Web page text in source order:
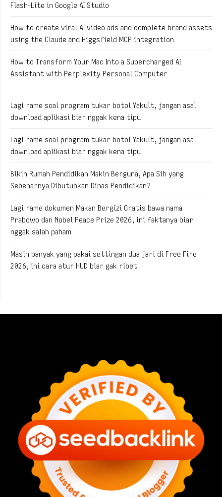
Flash-Lite in Google AI Studio
How to create viral AI video ads and complete brand assets
using the Claude and Higgsfield MCP integration
How to Transform Your Mac Into a Supercharged AI
Assistant with Perplexity Personal Computer
Lagi rame soal program tukar botol Yakult, jangan asal
download aplikasi biar nggak kena tipu
Lagi rame soal program tukar botol Yakult, jangan asal
download aplikasi biar nggak kena tipu
Bikin Rumah Pendidikan Makin Berguna, Apa Sih yang
Sebenarnya Dibutuhkan Dinas Pendidikan?
Lagi rame dokumen Makan Bergizi Gratis bawa nama
Prabowo dan Nobel Peace Prize 2026, ini faktanya biar
nggak salah paham
Masih banyak yang pakai settingan dua jari di Free Fire
2026, ini cara atur HUD biar gak ribet